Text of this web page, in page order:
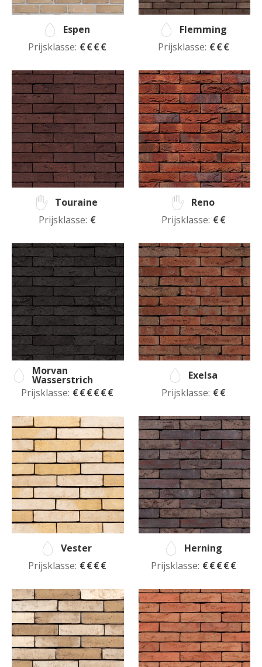
Espen
Prijsklasse: €€€€
Flemming
Prijsklasse: €€€
Touraine
Prijsklasse: €
Reno
Prijsklasse: €€
Morvan
Wasserstrich
Prijsklasse: €€€€€€
Exelsa
Prijsklasse: €€
Vester
Prijsklasse: €€€€
Herning
Prijsklasse: €€€€€